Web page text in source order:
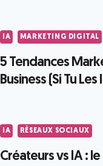
IA MARKETING DIGITAL
5 Tendances
Business (Si Tu Les
IA RÉSEAUX SOCIAUX
Créateurs vs IA :